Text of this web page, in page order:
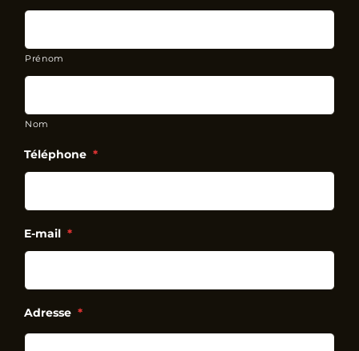
Prénom
Nom
Téléphone *
E-mail *
Adresse *